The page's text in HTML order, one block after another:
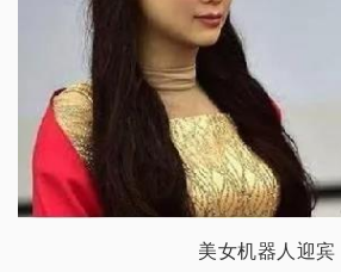
美女机器人迎宾